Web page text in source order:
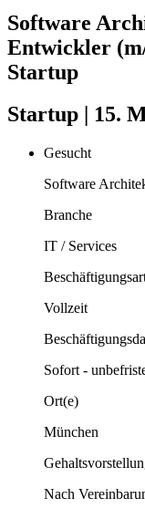
Software
Entwickler
Startup
Startup | 15.
Gesucht
Software
Branche
IT / Services
Vollzeit
Sofort -
Ort(e)
München
Nach